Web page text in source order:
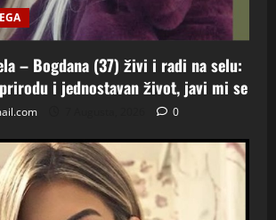
– Bogdana (37) živi i radi na selu:
i jednostavan život, javi mi se
0